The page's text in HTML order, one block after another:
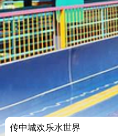
传中城欢乐水世界